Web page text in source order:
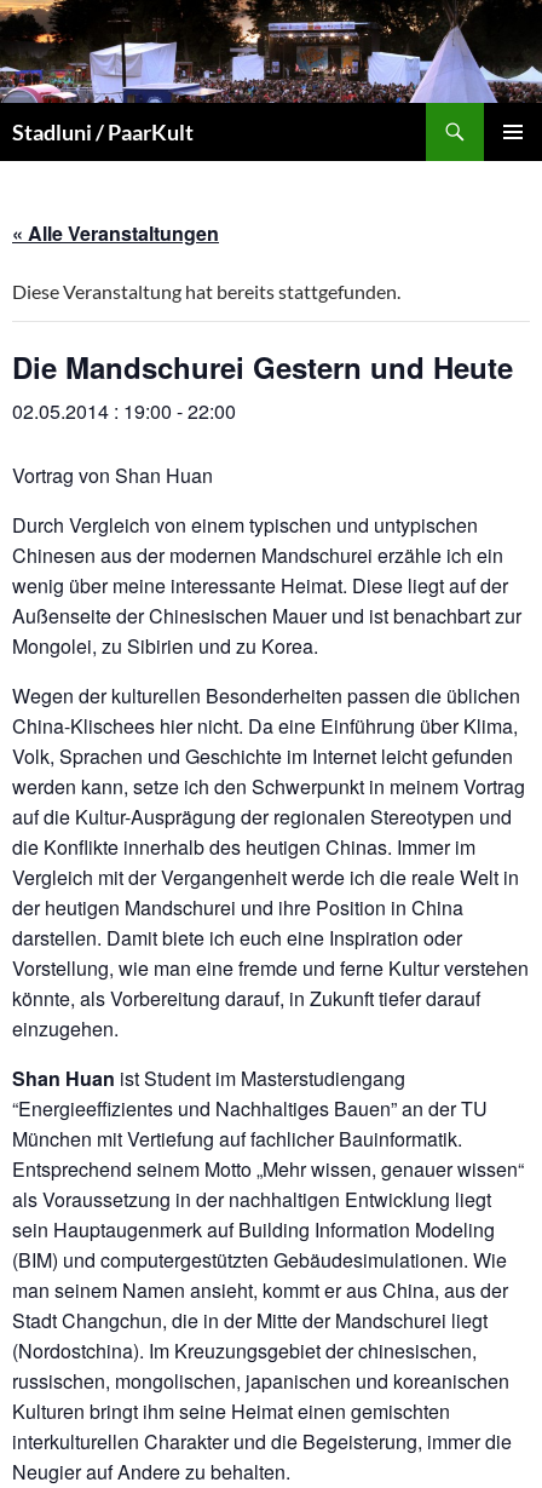
Stadluni / PaarKult
« Alle Veranstaltungen
Diese Veranstaltung hat bereits stattgefunden.
Die Mandschurei Gestern und Heute
02.05.2014 : 19:00 -22:00
Vortrag von Shan Huan
Durch Vergleich von einem typischen und untypischen
Chinesen aus der modernen Mandschurei erzähle ich ein
wenig über meine interessante Heimat. Diese liegt auf der
Außenseite der Chinesischen Mauer und ist benachbart zur
Mongolei, zu Sibirien und zu Korea.
Wegen der kulturellen Besonderheiten passen die üblichen
China-Klischees hier nicht. Da eine Einführung über Klima,
Volk, Sprachen und Geschichte im Internet leicht gefunden
werden kann, setze ich den Schwerpunkt in meinem Vortrag
auf die Kultur-Ausprägung der regionalen Stereotypen und
die Konflikte innerhalb des heutigen Chinas. Immer im
Vergleich mit der Vergangenheit werde ich die reale Welt in
der heutigen Mandschurei und ihre Position in China
darstellen. Damit biete ich euch eine Inspiration oder
Vorstellung, wie man eine fremde und ferne Kultur verstehen
könnte, als Vorbereitung darauf, in Zukunft tiefer darauf
einzugehen.
Shan Huan ist Student im Masterstudiengang
“Energieeffizientes und Nachhaltiges Bauen” an der TU
München mit Vertiefung auf fachlicher Bauinformatik.
Entsprechend seinem Motto „Mehr wissen, genauer wissen“
als Voraussetzung in der nachhaltigen Entwicklung liegt
sein Hauptaugenmerk auf Building Information Modeling
(BIM) und computergestützten Gebäudesimulationen. Wie
man seinem Namen ansieht, kommt er aus China, aus der
Stadt Changchun, die in der Mitte der Mandschurei liegt
(Nordostchina). Im Kreuzungsgebiet der chinesischen,
russischen, mongolischen, japanischen und koreanischen
Kulturen bringt ihm seine Heimat einen gemischten
interkulturellen Charakter und die Begeisterung, immer die
Neugier auf Andere zu behalten.